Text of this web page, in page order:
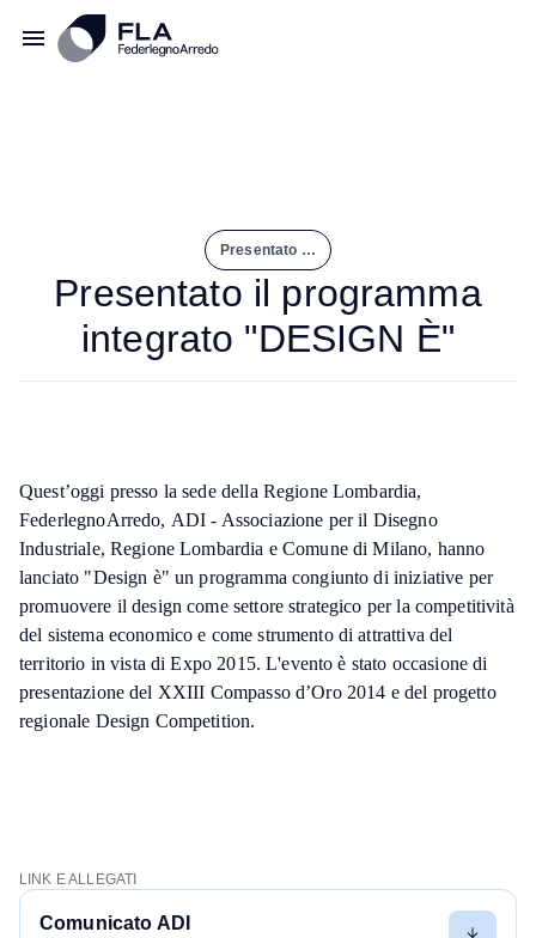
Presentato Il Programma Integrato "DESIGN È"
Presentato il programma
integrato "DESIGN È"
Quest’oggi presso la sede della Regione Lombardia,
FederlegnoArredo, ADI - Associazione per il Disegno
Industriale, Regione Lombardia e Comune di Milano, hanno
lanciato "Design è" un programma congiunto di iniziative per
promuovere il design come settore strategico per la competitività
del sistema economico e come strumento di attrattiva del
territorio in vista di Expo 2015. L'evento è stato occasione di
presentazione del XXIII Compasso d’Oro 2014 e del progetto
regionale Design Competition.
LINK E ALLEGATI
Comunicato ADI